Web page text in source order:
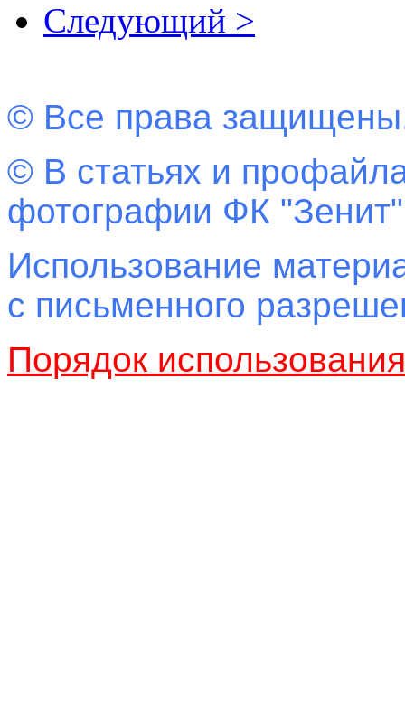
Следующий >
© Все права
© В статьях и
фотографии ФК
Использование
с письменного
Порядок